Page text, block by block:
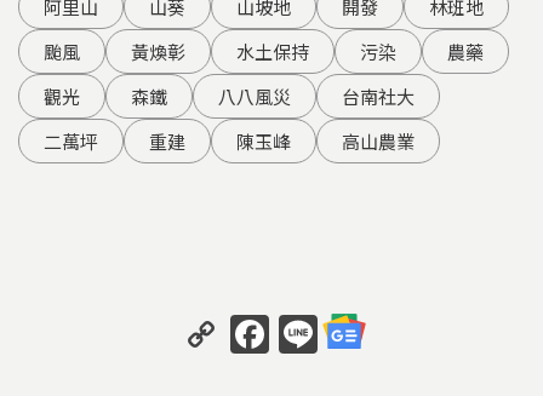
阿里山 山葵 山坡地 開發
林班地
颱風
黃煥彰 水土保持 污染
農藥
觀光
森鐵 八八風災
台南社大
二萬坪
重建 陳玉峰 高山農業
C
o
F
a
Li
n